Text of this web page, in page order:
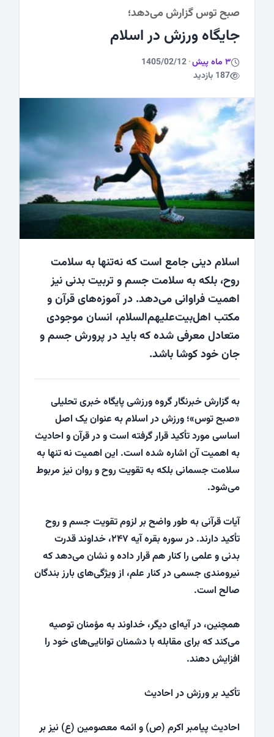
ورزشی
صبح توس گزارش می‌دهد؛
جایگاه ورزش در اسلام
3 ماه پیش ·
1405/02/12
187 بازدید
اسلام دینی جامع است که نه‌تنها به سلامت
روح، بلکه به سلامت جسم و تربیت بدنی نیز
اهمیت فراوانی می‌دهد. در آموزه‌های قرآن و
مکتب اهل‌بیت‌علیهم‌السلام، انسان موجودی
متعادل معرفی شده که باید در پرورش جسم و
جان خود کوشا باشد.
به گزارش خبرنگار گروه ورزشی پایگاه خبری تحلیلی
«صبح توس»؛ ورزش در اسلام به عنوان یک اصل
اساسی مورد تأکید قرار گرفته است و در قرآن و احادیث
به اهمیت آن اشاره شده است. این اهمیت نه تنها به
سلامت جسمانی بلکه به تقویت روح و روان نیز مربوط
می‌شود.
آیات قرآنی به طور واضح بر لزوم تقویت جسم و روح
تأکید دارند. در سوره بقره آیه ۲۴۷، خداوند قدرت
بدنی و علمی را کنار هم قرار داده و نشان می‌دهد که
نیرومندی جسمی در کنار علم، از ویژگی‌های بارز بندگان
صالح است.
همچنین، در آیه‌ای دیگر، خداوند به مؤمنان توصیه
می‌کند که برای مقابله با دشمنان توانایی‌های خود را
افزایش دهند.
تأکید بر ورزش در احادیث
احادیث پیامبر اکرم (ص) و ائمه معصومین (ع) نیز بر